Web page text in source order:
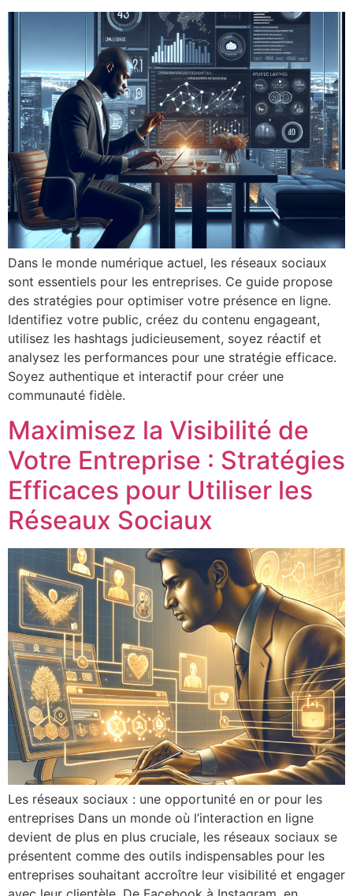
Dans le monde numérique actuel, les réseaux sociaux
sont essentiels pour les entreprises. Ce guide propose
des stratégies pour optimiser votre présence en ligne.
Identifiez votre public, créez du contenu engageant,
utilisez les hashtags judicieusement, soyez réactif et
analysez les performances pour une stratégie efficace.
Soyez authentique et interactif pour créer une
communauté fidèle.
Maximisez la Visibilité de
Votre Entreprise : Stratégies
Efficaces pour Utiliser les
Réseaux Sociaux
Les réseaux sociaux : une opportunité en or pour les
entreprises Dans un monde où l’interaction en ligne
devient de plus en plus cruciale, les réseaux sociaux se
présentent comme des outils indispensables pour les
entreprises souhaitant accroître leur visibilité et engager